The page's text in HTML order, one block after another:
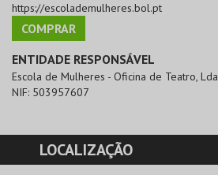
https://escolademulheres.bol.pt
COMPRAR
ENTIDADE RESPONSÁVEL
Escola de Mulheres - Oficina de Teatro, Lda
NIF: 503957607
LOCALIZAÇÃO